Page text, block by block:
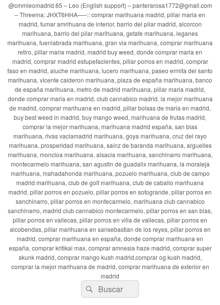
@cmmleomadrid.65 – Leo (English support) – panterarosa1772@gmail.com
– Threema: JHXT6HHA—–:: comprar marihuana madrid, pillar maria en
madrid, fumar amrihuana de interior, barrio del pilar madrid, alcorcon
marihuana, barrio del pilar marihuana, getafe marihuana, leganes
marihuana, fuenlabrada marihuana, gran via marihuana, comprar marihuana
retiro, pillar maria madrid, madrid buy weed, donde comprar maria en
madrid, comprar madrid estupefacientes, pillar porros en madrid, comprar
faso en madrid, aluche marihuana, lucero marihuana, paseo ermita del santo
marihuana, vicente calderon marihuana, plaza de españa marihuana, banco
de españa marihuana, metro de madrid marihuana, pillar maria madrid,
donde comprar maria en madrid, club cannabico madrid, la mejor marihuana
de madrid, comprar marihuana en madrid, pillar bolsas de maria en madrid,
buy best weed in madrid, buy mango weed, marihuana de frutas madrid,
comprar la mejor marihuana, marihuana madrid españa, san blas
marihuana, rivas vaciamadrid marihuana, goya marihuana, cruz del rayo
marihuana, prosperidad marihuana, sainz de baranda marihuana, arguelles
marihuana, moncloa marihuana, alsacia marihuana, sanchinarro marihuana,
montecarmelo marihuana, san agustin de guadalix marihuana, la moraleja
marihuana, mahadahonda marihuana, pozuelo marihuana, club de campo
madrid marihuana, club de golf marihuana, club de caballo marihuana
madrid, pillar porros en pozuelo, pillar porros en sotogrande, pillar porros en
sanchinarro, pillar porros en montecarmelo, marihuana club cannabico
sanchinarro, madrid club cannabico montecarmelo, pillar porros en san blas,
pillar porros en vallecas, pillar porros en villa de vallecas, pillar porros en
alcobendas, pillar marihuana en sansebastian de los reyes, pillar porros en
madrid, comprar marihuana en españa, donde comprar marihuana en
españa, comprar kritikal max, comprar amnesia haze madrid, comprar super
skunk madrid, comprar mango kush madrid,comprar og kush madrid,
comprar la mejor marihuana de madrid, comprar marihuana de exterior en
madrid
Buscar
por:
Buscar